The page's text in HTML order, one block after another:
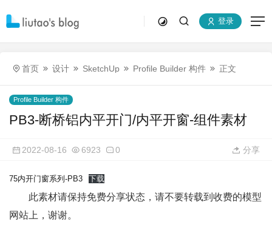
登录
首页 设计 SketchUp Profile Builder 构件 正文
Profile Builder 构件
PB3-断桥铝内平开门/内平开窗-组件素材
2022-08-16 6923 0 分享
75内开门窗系列-PB3 下载
此素材请保持免费分享状态，请不要转载到收费的模型
网站上，谢谢。